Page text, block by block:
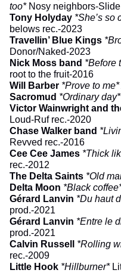
too*Nosy neighbors-
Tony Holyday *She’s so
belows rec.-2023
Travellin’ Blue Kings
Donor/Naked-2023
Nick Moss band *Before
root to the fruit-2016
Will Barber *Prove to me*
Sacromud *Ordinary day*
Victor Wainwright and
Loud-Ruf rec.-2020
Chase Walker band
Revved rec.-2016
Cee Cee James *Thick
rec.-2012
The Delta Saints *Old
Delta Moon *Black
Gérard Lanvin *Du haut
prod.-2021
Gérard Lanvin *Entre le
prod.-2021
Calvin Russell
*Rolling
rec.-2009
Little Hook *Hillburner*